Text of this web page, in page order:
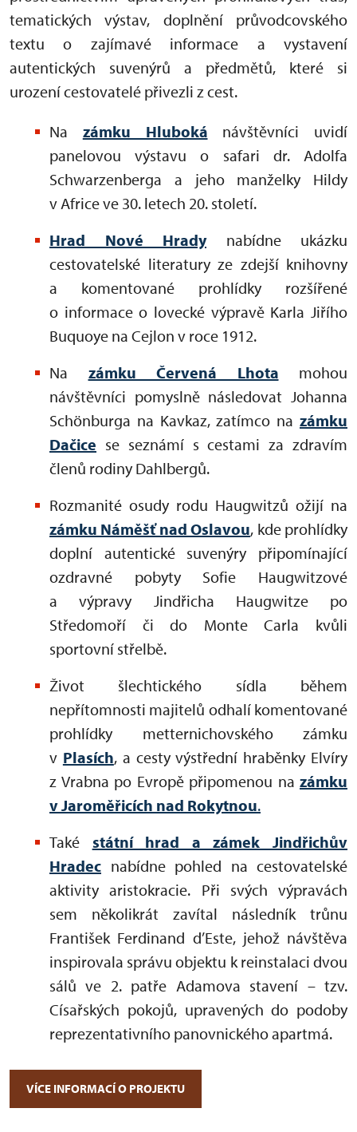
tematických výstav, doplnění průvodcovského
textu o zajímavé informace a vystavení
autentických suvenýrů a předmětů, které si
urození cestovatelé přivezli z cest.
Na zámku Hluboká návštěvníci uvidí
panelovou výstavu o safari dr. Adolfa
Schwarzenberga a jeho manželky Hildy
v Africe ve 30. letech 20. století.
Hrad Nové Hradynabídne ukázku
cestovatelské literatury ze zdejší knihovny
a komentované prohlídky rozšířené
o informace o lovecké výpravě Karla Jiřího
Buquoye na Cejlon v roce 1912.
Na zámku Červená Lhota mohou
návštěvníci pomyslně následovat Johanna
Schönburga na Kavkaz, zatímco na zámku
Dačice se seznámí s cestami za zdravím
členů rodiny Dahlbergů.
Rozmanité osudy rodu Haugwitzů ožijí na
zámku Náměšť nad Oslavou, kde prohlídky
doplní autentické suvenýry připomínající
ozdravné pobyty Sofie Haugwitzové
a výpravy Jindřicha Haugwitze po
Středomoří či do Monte Carla kvůli
sportovní střelbě.
Život šlechtického sídla během
nepřítomnosti majitelů odhalí komentované
prohlídky metternichovského zámku
v Plasích, a cesty výstřední hraběnky Elvíry
z Vrabna po Evropě připomenou na zámku
v Jaroměřicích nad Rokytnou.
Také státní hrad a zámek Jindřichův
Hradec nabídne pohled na cestovatelské
aktivity aristokracie. Při svých výpravách
sem několikrát zavítal následník trůnu
František Ferdinand d’Este, jehož návštěva
inspirovala správu objektu k reinstalaci dvou
sálů ve 2. patře Adamova stavení – tzv.
Císařských pokojů, upravených do podoby
reprezentativního panovnického apartmá.
VÍCE INFORMACÍ O PROJEKTU